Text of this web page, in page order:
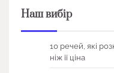
Наш вибір
10 речей, які
ніж її ціна